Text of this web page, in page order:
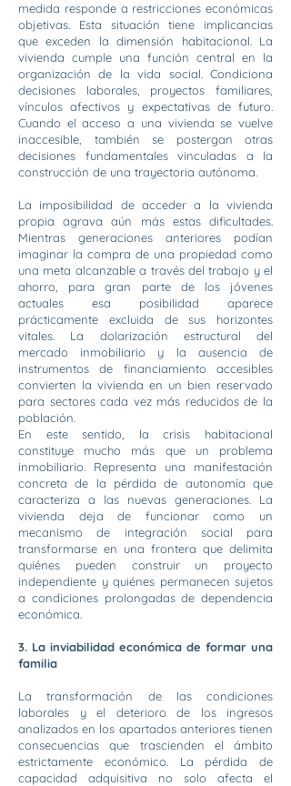
medida responde a restricciones económicas
objetivas. Esta situación tiene implicancias
que exceden la dimensión habitacional. La
vivienda cumple una función central en la
organización de la vida social. Condiciona
decisiones laborales, proyectos familiares,
vínculos afectivos y expectativas de futuro.
Cuando el acceso a una vivienda se vuelve
inaccesible, también se postergan otras
decisiones fundamentales vinculadas a la
construcción de una trayectoria autónoma.
La imposibilidad de acceder a la vivienda
propia agrava aún más estas dificultades.
Mientras generaciones anteriores podían
imaginar la compra de una propiedad como
una meta alcanzable a través del trabajo y el
ahorro, para gran parte de los jóvenes
actuales esa posibilidad aparece
prácticamente excluida de sus horizontes
vitales. La dolarización estructural del
mercado inmobiliario y la ausencia de
instrumentos de financiamiento accesibles
convierten la vivienda en un bien reservado
para sectores cada vez más reducidos de la
población.
En este sentido, la crisis habitacional
constituye mucho más que un problema
inmobiliario. Representa una manifestación
concreta de la pérdida de autonomía que
caracteriza a las nuevas generaciones. La
vivienda deja de funcionar como un
mecanismo de integración social para
transformarse en una frontera que delimita
quiénes pueden construir un proyecto
independiente y quiénes permanecen sujetos
a condiciones prolongadas de dependencia
económica.
3. La inviabilidad económica de formar una
familia
La transformación de las condiciones
laborales y el deterioro de los ingresos
analizados en los apartados anteriores tienen
consecuencias que trascienden el ámbito
estrictamente económico. La pérdida de
capacidad adquisitiva no solo afecta el